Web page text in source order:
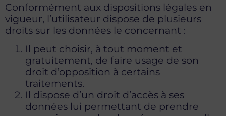
Conformément aux dispositions légales en
vigueur, l’utilisateur dispose de plusieurs
droits sur les données le concernant :
Il peut choisir, à tout moment et
gratuitement, de faire usage de son
droit d’opposition à certains
traitements.
Il dispose d’un droit d’accès à ses
données lui permettant de prendre